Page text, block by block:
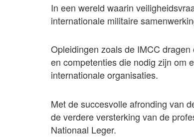
In een wereld waarin
internationale militaire
Opleidingen zoals de IMCC
en competenties die nodig zijn om
internationale organisaties.
Met de succesvolle afronding van
de verdere versterking van de
Nationaal Leger.